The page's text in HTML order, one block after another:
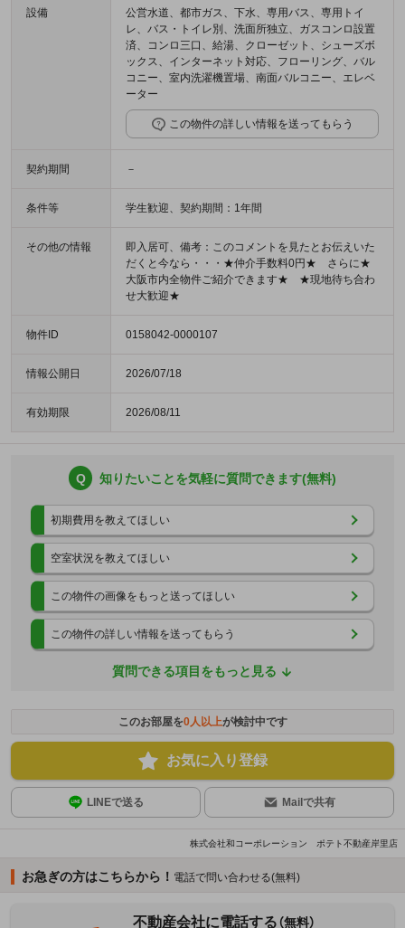
設備
公営水道、都市ガス、下水、専用バス、専用トイ
レ、バス・トイレ別、洗面所独立、ガスコンロ設置
済、コンロ三口、給湯、クローゼット、シューズボ
ックス、インターネット対応、フローリング、バル
コニー、室内洗濯機置場、南面バルコニー、エレベ
ーター
この物件の詳しい情報を送ってもらう
契約期間 －
条件等 学生歓迎、契約期間：1年間
その他の情報
即入居可、備考：このコメントを見たとお伝えいた
だくと今なら・・・★仲介手数料0円★ さらに★
大阪市内全物件ご紹介できます★ ★現地待ち合わ
せ大歓迎★
物件ID 0158042-0000107
情報公開日 2026/07/18
有効期限 2026/08/11
Q 知りたいことを気軽に質問できます(無料)
初期費用を教えてほしい
空室状況を教えてほしい
この物件の画像をもっと送ってほしい
この物件の詳しい情報を送ってもらう
質問できる項目をもっと見る
このお部屋を0人以上が検討中です
お気に入り登録
LINEで送る Mailで共有
株式会社和コーポレーション ポテト不動産岸里店
お急ぎの方はこちらから！ 電話で問い合わせる(無料)
不動産会社に電話する（無料）